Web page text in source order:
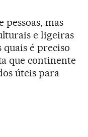
pessoas, mas
e ligeiras
é preciso
que continente
úteis para